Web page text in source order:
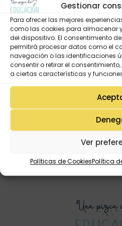
Gestionar
Para ofrecer las mejores
como las cookies para almacenar
del dispositivo. El consentimiento
permitirá procesar datos como el
navegación o las identificaciones
consentir o retirar el
a ciertas características y
Ver
Políticas de CookiesPolítica
DESCARGAS,FICHAS,TIC
Juego para aprender